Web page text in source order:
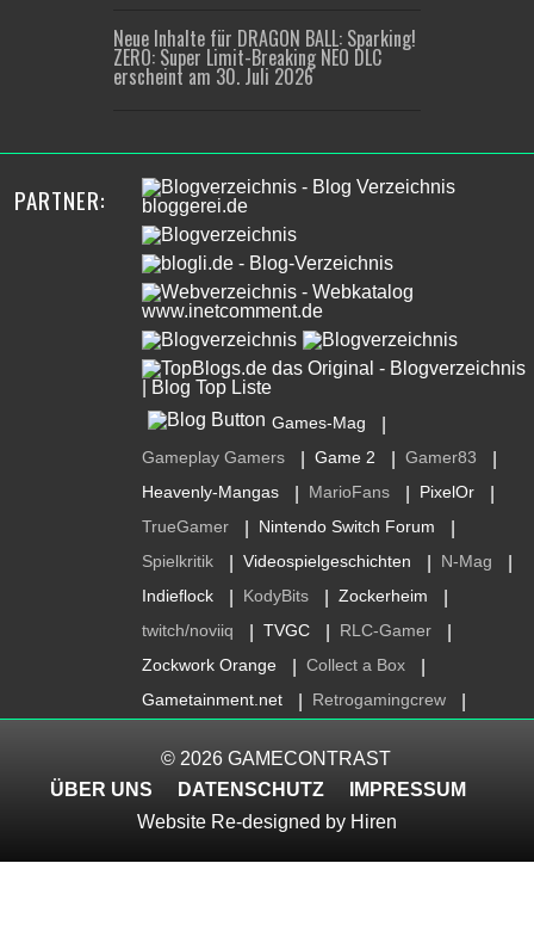
Neue Inhalte für DRAGON BALL: Sparking!
ZERO: Super Limit-Breaking NEO DLC
erscheint am 30. Juli 2026
PARTNER:
Games-Mag
Gameplay Gamers Game 2 Gamer83
Heavenly-Mangas MarioFans PixelOr
TrueGamer Nintendo Switch Forum
Spielkritik Videospielgeschichten N-Mag
Indieflock KodyBits Zockerheim
twitch/noviiq TVGC RLC-Gamer
Zockwork Orange Collect a Box
Gametainment.net Retrogamingcrew
© 2026 GAMECONTRAST
ÜBER UNS
DATENSCHUTZ
IMPRESSUM
Website Re-designed by Hiren